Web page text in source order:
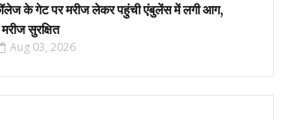
के गेट पर मरीज लेकर पहुंची एंबुलेंस में लगी आग,
सुरक्षित
Aug 03, 2026